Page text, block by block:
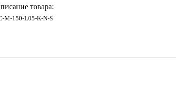
товара:
M-150-L05-K-N-S